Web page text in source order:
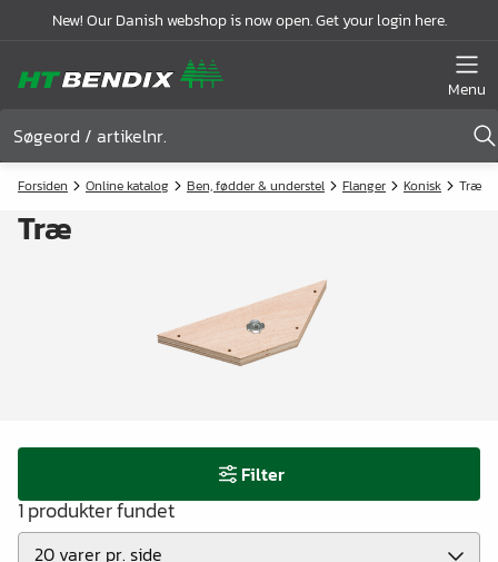
New! Our Danish webshop is now open. Get your login here.
Menu
Forsiden Online katalog Ben, fødder & understel Flanger Konisk Træ
Træ
Filter
1 produkter fundet